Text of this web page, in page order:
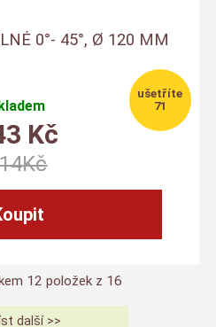
0°- 45°, Ø 120 MM
Kč
71
Kč
12 položek z 16